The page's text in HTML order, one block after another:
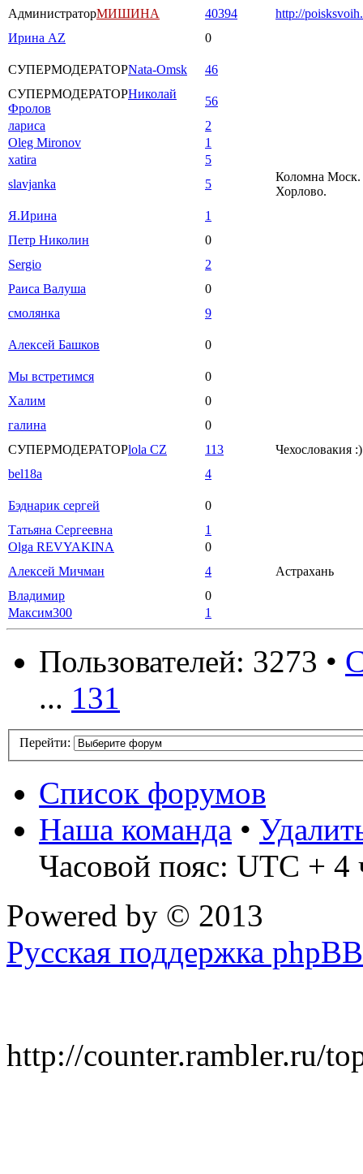
АдминистраторМИШИНА 40394
http://
Ирина AZ
0
СУПЕРМОДЕРАТОРNata-Omsk
46
СУПЕРМОДЕРАТОРНиколай
Фролов
56
лариса
2
Oleg Mironov
1
xatira
5
slavjanka
5
Коломна Моск.
Хорлово.
Я.Ирина
1
Петр Николин
0
Sergio
2
Раиса Валуша
0
смолянка
9
Алексей Башков 0
Мы встретимся
0
Халим
0
галина
0
СУПЕРМОДЕРАТОРlola CZ 113
Чехословакия :)
bel18a
4
Бэднарик сергей
0
Татьяна Сергеевна
1
Olga REVYAKINA
0
Алексей Мичман
4
Астрахань
Владимир
0
Максим300
1
Пользователей: 3273 •
... 131
Перейти:
Список форумов
Наша команда •
Часовой пояс: UTC + 4
Powered by © 2013
Русская поддержка phpBB
http://counter.rambler.ru/